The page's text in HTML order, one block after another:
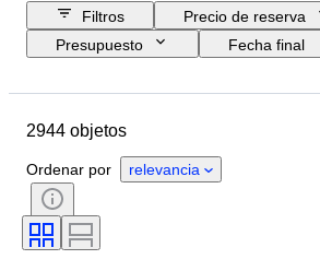
Filtros
Precio de reserva
Presupuesto
Fecha final
País de origen
Estado
Piedra
Certificado
Estilo
Corte
2944 objetos
Ordenar por relevancia